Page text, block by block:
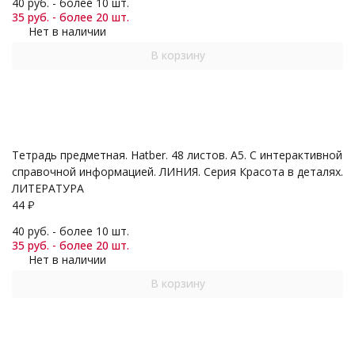
35 руб. - более 20 шт.
Нет в наличии
В корзину
Тетрадь предметная. Hatber. 48 листов. А5. С интерактивной
справочной информацией. ЛИНИЯ. Серия Красота в деталях.
ЛИТЕРАТУРА
44 ₽
40 руб. - более 10 шт.
35 руб. - более 20 шт.
Нет в наличии
В корзину